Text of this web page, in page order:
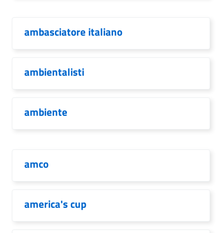
ambasciatore italiano
ambientalisti
ambiente
amco
america's cup